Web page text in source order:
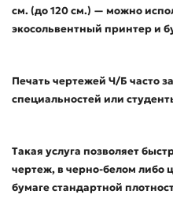
см. (до 120 см.) — можно
экосольвентный принтер и
Печать чертежей Ч/Б часто
специальностей или
Такая услуга позволяет
чертеж, в черно-белом либо
бумаге стандартной